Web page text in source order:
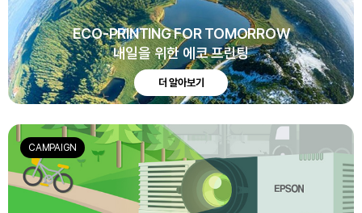
ECO-PRINTING FOR TOMORROW
내일을 위한 에코 프린팅
더 알아보기
CAMPAIGN